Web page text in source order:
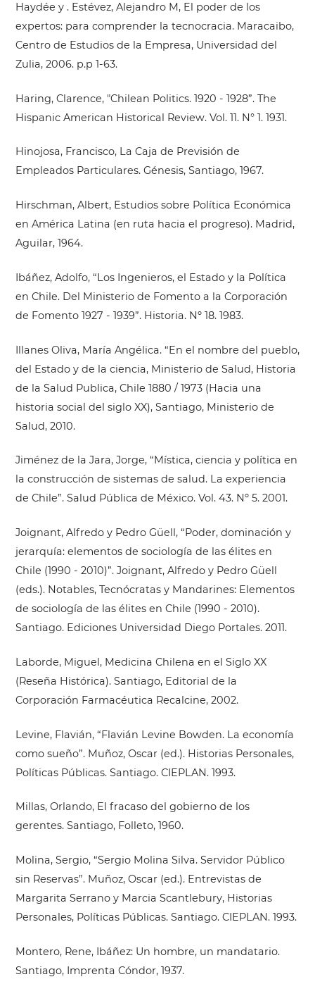
Haydée y . Estévez, Alejandro M, El poder de los
expertos: para comprender la tecnocracia. Maracaibo,
Centro de Estudios de la Empresa, Universidad del
Zulia, 2006. p.p 1-63.
Haring, Clarence, "Chilean Politics. 1920 - 1928”. The
Hispanic American Historical Review. Vol. 11. N° 1. 1931.
Hinojosa, Francisco, La Caja de Previsión de
Empleados Particulares. Génesis, Santiago, 1967.
Hirschman, Albert, Estudios sobre Política Económica
en América Latina (en ruta hacia el progreso). Madrid,
Aguilar, 1964.
Ibáñez, Adolfo, “Los Ingenieros, el Estado y la Política
en Chile. Del Ministerio de Fomento a la Corporación
de Fomento 1927 - 1939”. Historia. Nº 18. 1983.
Illanes Oliva, María Angélica. “En el nombre del pueblo,
del Estado y de la ciencia, Ministerio de Salud, Historia
de la Salud Publica, Chile 1880 / 1973 (Hacia una
historia social del siglo XX), Santiago, Ministerio de
Salud, 2010.
Jiménez de la Jara, Jorge, “Mística, ciencia y política en
la construcción de sistemas de salud. La experiencia
de Chile”. Salud Pública de México. Vol. 43. Nº 5. 2001.
Joignant, Alfredo y Pedro Güell, “Poder, dominación y
jerarquía: elementos de sociología de las élites en
Chile (1990 - 2010)”. Joignant, Alfredo y Pedro Güell
(eds.). Notables, Tecnócratas y Mandarines: Elementos
de sociología de las élites en Chile (1990 - 2010).
Santiago. Ediciones Universidad Diego Portales. 2011.
Laborde, Miguel, Medicina Chilena en el Siglo XX
(Reseña Histórica). Santiago, Editorial de la
Corporación Farmacéutica Recalcine, 2002.
Levine, Flavián, “Flavián Levine Bowden. La economía
como sueño”. Muñoz, Oscar (ed.). Historias Personales,
Políticas Públicas. Santiago. CIEPLAN. 1993.
Millas, Orlando, El fracaso del gobierno de los
gerentes. Santiago, Folleto, 1960.
Molina, Sergio, “Sergio Molina Silva. Servidor Público
sin Reservas”. Muñoz, Oscar (ed.). Entrevistas de
Margarita Serrano y Marcia Scantlebury, Historias
Personales, Políticas Públicas. Santiago. CIEPLAN. 1993.
Montero, Rene, Ibáñez: Un hombre, un mandatario.
Santiago, Imprenta Cóndor, 1937.